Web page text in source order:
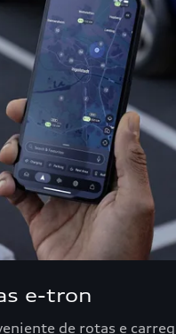
e-tron
de rotas e